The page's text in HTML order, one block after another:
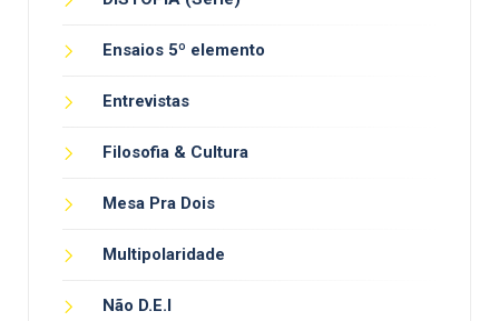
Ensaios 5º elemento
Entrevistas
Filosofia & Cultura
Mesa Pra Dois
Multipolaridade
Não D.E.I